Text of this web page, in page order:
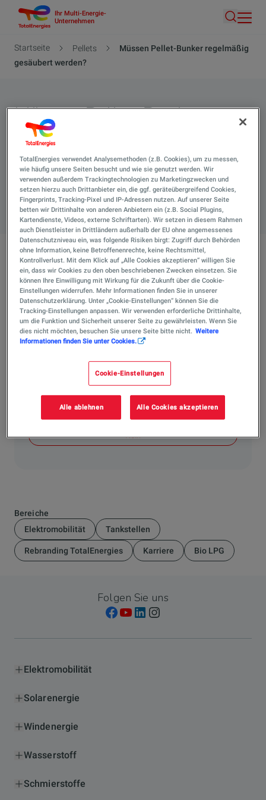
Inhalt
Ihr Multi-Energie-
Unternehmen
Suche
Pfadnavigation
Startseite Pellets
Müssen Pellet-Bunker regelmäßig
gesäubert werden?
Müssen Pellet-Bunker
regelmäßig gesäubert
werden?
Müssen Pellet-Bunker regelmäßig gesäubert werden?
Ja, um eine Anreicherung von Feinanteil zu verhindern,
sollte ein Pellet-Bunker alle zwei bis drei Befüllungen,
spätestens aber alle zwei Jahre, gereinigt werden. Diese
Arbeiten sollten durch eine Fachfirma durchgeführt
werden! Diese Dienstleistung bietet TotalEnergies auch
Hat Ihnen die Antwort weitergeholfen?
Nein
Bereiche
Elektromobilität
Tankstellen
Rebranding TotalEnergies Karriere Bio LPG
Folgen Sie uns
Elektromobilität
Solarenergie
Windenergie
Wasserstoff
Schmierstoffe
TotalEnergies verwendet Analysemethoden (z.B. Cookies), um zu messen,
wie häufig unsere Seiten besucht und wie sie genutzt werden. Wir
verwenden außerdem Trackingtechnologien zu Marketingzwecken und
setzen hierzu auch Drittanbieter ein, die ggf. geräteübergreifend Cookies,
Fingerprints, Tracking-Pixel und IP-Adressen nutzen. Auf unserer Seite
betten wir Drittinhalte von anderen Anbietern ein (z.B. Social Plugins,
Kartendienste, Videos, externe Schriftarten). Wir setzen in diesem Rahmen
auch Dienstleister in Drittländern außerhalb der EU ohne angemessenes
Datenschutzniveau ein, was folgende Risiken birgt: Zugriff durch Behörden
ohne Information, keine Betroffenenrechte, keine Rechtsmittel,
Kontrollverlust. Mit dem Klick auf „Alle Cookies akzeptieren“ willigen Sie
ein, dass wir Cookies zu den oben beschriebenen Zwecken einsetzen. Sie
können Ihre Einwilligung mit Wirkung für die Zukunft über die Cookie-
Einstellungen widerrufen. Mehr Informationen finden Sie in unserer
Datenschutzerklärung. Unter „Cookie-Einstellungen“ können Sie die
Tracking-Einstellungen anpassen. Wir verwenden erforderliche Drittinhalte,
um die Funktion und Sicherheit unserer Seite zu gewährleisten. Wenn Sie
dies nicht möchten, besuchen Sie unsere Seite bitte nicht. Weitere
Informationen finden Sie unter Cookies.
Cookie-Einstellungen
Alle ablehnen Alle Cookies akzeptieren